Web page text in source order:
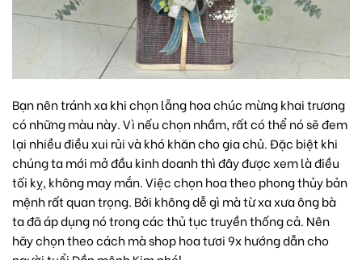
Bạn nên tránh xa khi chọnlẵng hoa chúc mừng khai trương
có những màu này. Vì nếu chọn nhầm, rất có thể nó sẽ đem
lại nhiều điều xui rủi và khó khăn cho gia chủ. Đặc biệt khi
chúng ta mới mở đầu kinh doanh thì đây được xem là điều
tối kỵ, không may mắn. Việc chọn hoa theo phong thủy bản
mệnh rất quan trọng. Bởi không dễ gì mà từ xa xưa ông bà
ta đã áp dụng nó trong các thủ tục truyền thống cả. Nên
hãy chọn theo cách mà shop hoa tươi 9x hướng dẫn cho